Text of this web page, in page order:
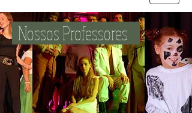
Nossos Professores